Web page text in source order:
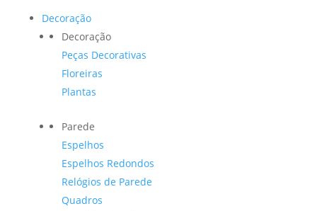
Decoração
Decoração
Peças Decorativas
Floreiras
Plantas
Parede
Espelhos
Espelhos Redondos
Relógios de Parede
Quadros